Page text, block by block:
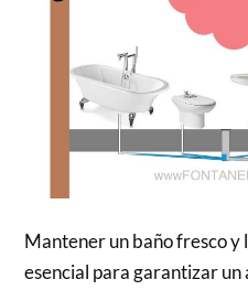
Mantener un baño fresco y
esencial para garantizar